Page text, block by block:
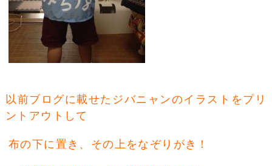
以前ブログに載せたジバニャンのイラストをプリ
ントアウトして
布の下に置き、その上をなぞりがき！